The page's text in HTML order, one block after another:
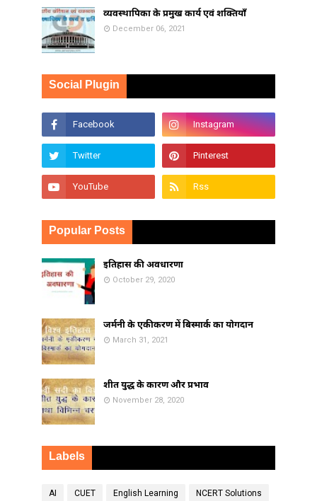
व्यवस्थापिका के प्रमुख कार्य एवं शक्तियाँ
December 06, 2021
Social Plugin
Popular Posts
इतिहास की अवधारणा
October 29, 2020
जर्मनी के एकीकरण में बिस्मार्क का योगदान
March 31, 2021
शीत युद्ध के कारण और प्रभाव
November 28, 2020
Labels
AI CUET English Learning NCERT Solutions